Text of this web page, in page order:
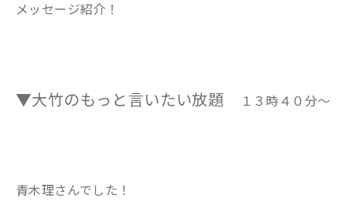
メッセージ紹介！
▼大竹のもっと言いたい放題 １３時４０分～
青木理さんでした！